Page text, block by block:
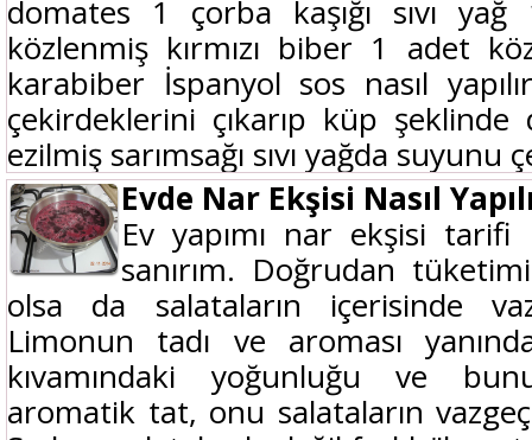
domates 1 çorba kaşığı sıvı
közlenmiş kırmızı biber 1 adet
karabiber İspanyol sos nasıl
çekirdeklerini çıkarıp küp
ezilmiş sarımsağı sıvı yağda suyunu
Evde Nar Ekşisi Nasıl
Ev yapımı nar ekşisi
sanırım. Doğrudan
olsa da salataların içerisinde
Limonun tadı ve aroması
kıvamındaki yoğunluğu ve
aromatik tat, onu salataların